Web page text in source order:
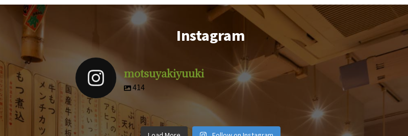
Instagram
motsuyakiyuuki
414
motsuyakiyuuki
4月 9
3月 1
2月 14
motsuyakiyuuki
motsuyakiyuuki
motsuyakiyuuki
motsuyakiyuuki
motsuyakiyuuki
motsuyakiyuuki
motsuyakiyuuki
motsuyakiyuuki